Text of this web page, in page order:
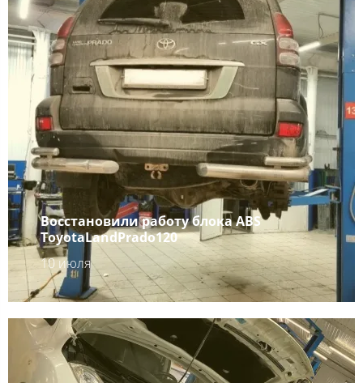
Восстановили работу блока ABS
ToyotaLandPrado120
10 июля